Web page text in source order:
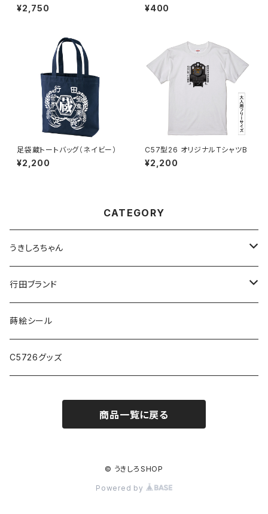
¥2,750 ¥400
足袋蔵トートバッグ（ネイビー）
¥2,200
C57型26 オリジナルTシャツB
¥2,200
CATEGORY
うきしろちゃん
ステーショナリー
アクセサリー・小物
行田ブランド
ファッション
バック・ポーチ
蒔絵シール
C5726グッズ
商品一覧に戻る
© うきしろSHOP
Powered by